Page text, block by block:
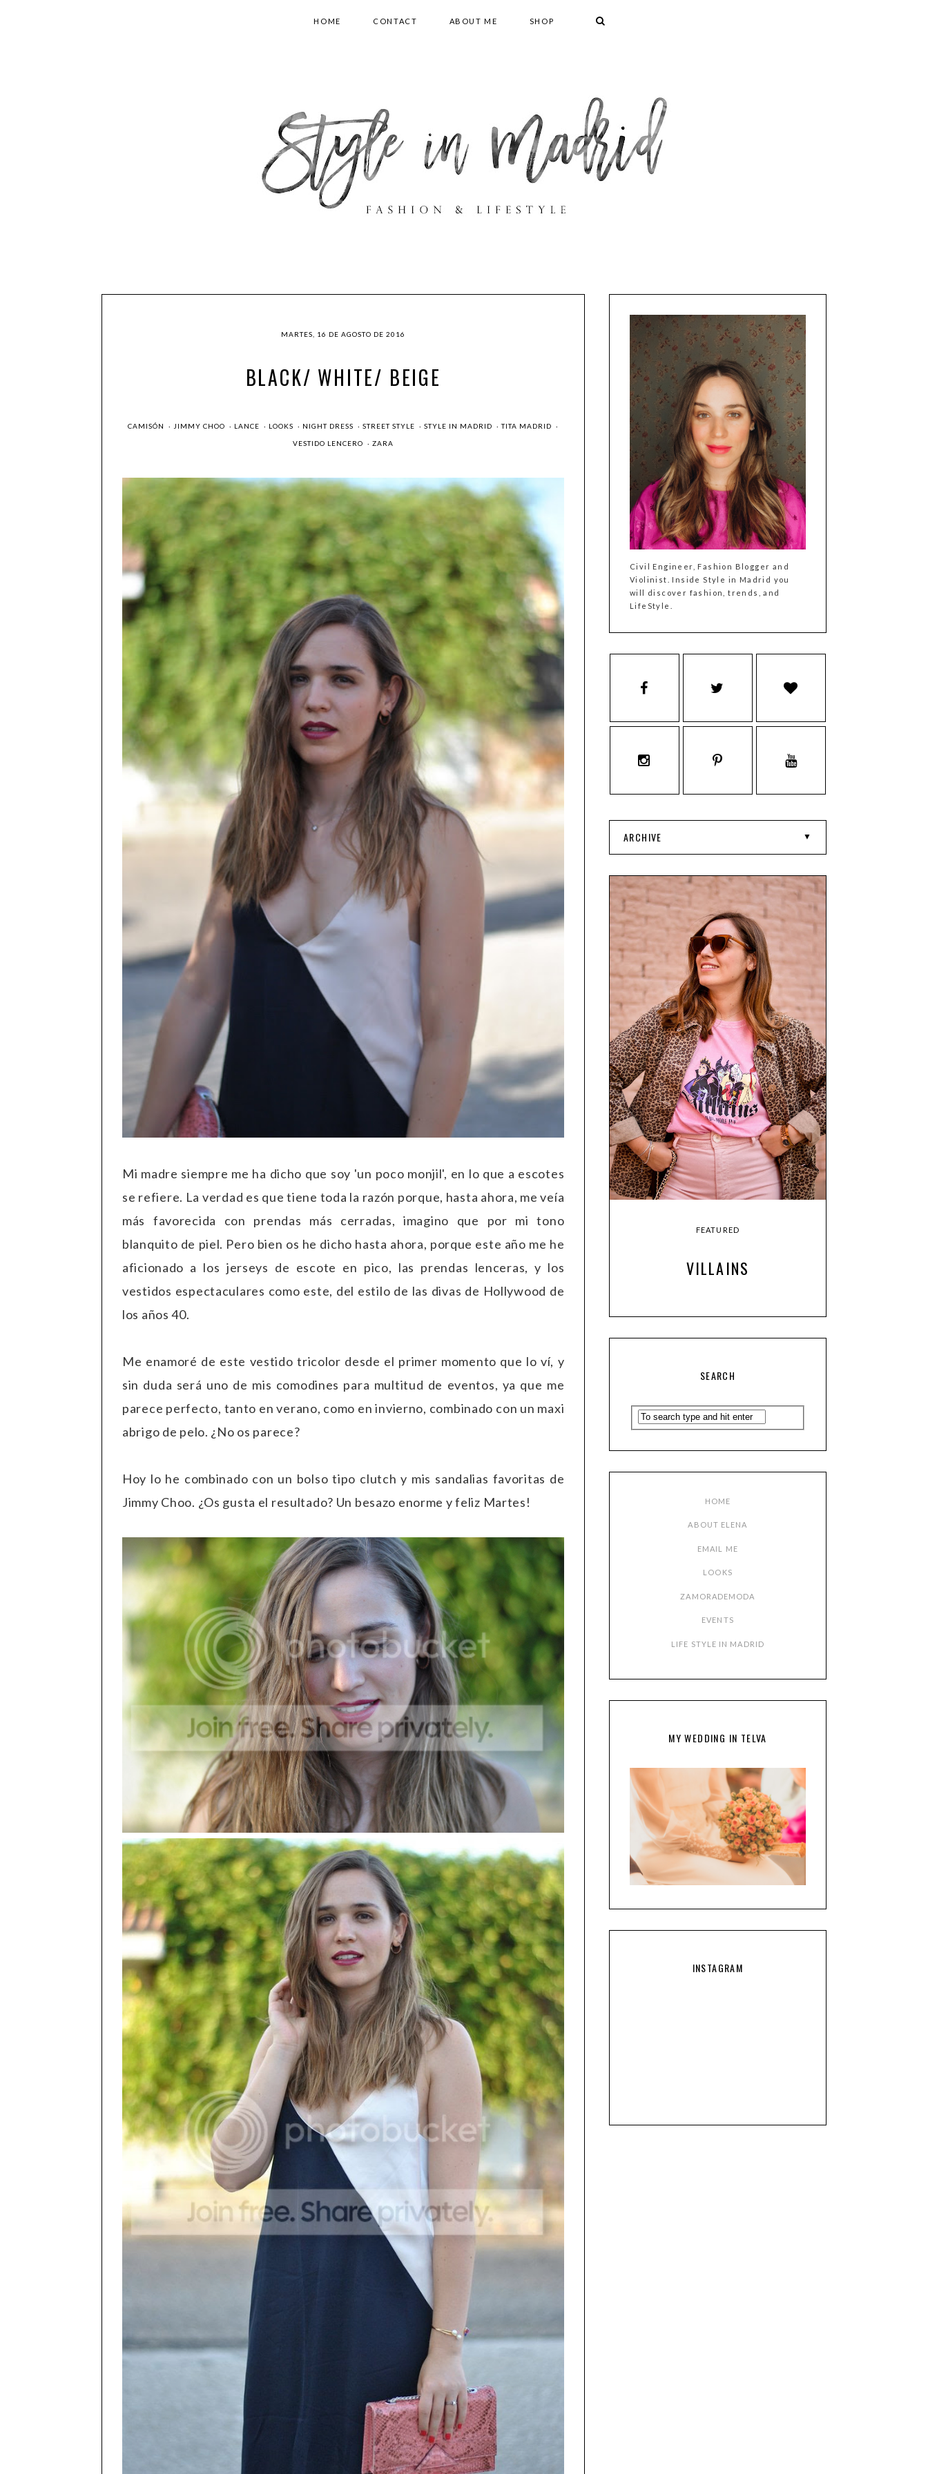
HOME CONTACT ABOUT ME SHOP
MARTES, 16 DE AGOSTO DE 2016
BLACK/ WHITE/ BEIGE
CAMISÓN · JIMMY CHOO · LANCE · LOOKS · NIGHT DRESS ·STREET STYLE ·STYLE IN MADRID ·TITA MADRID ·
VESTIDO LENCERO ·ZARA
Mi madre siempre me ha dicho que soy 'un poco monjil', en lo que a escotes
se refiere. La verdad es que tiene toda la razón porque, hasta ahora, me veía
más favorecida con prendas más cerradas, imagino que por mi tono
blanquito de piel. Pero bien os he dicho hasta ahora, porque este año me he
aficionado a los jerseys de escote en pico, las prendas lenceras, y los
vestidos espectaculares como este, del estilo de las divas de Hollywood de
los años 40.
Me enamoré de este vestido tricolor desde el primer momento que lo ví, y
sin duda será uno de mis comodines para multitud de eventos, ya que me
parece perfecto, tanto en verano, como en invierno, combinado con un maxi
abrigo de pelo. ¿No os parece?
Hoy lo he combinado con un bolso tipo clutch y mis sandalias favoritas de
Jimmy Choo. ¿Os gusta el resultado? Un besazo enorme y feliz Martes!
Civil Engineer, Fashion Blogger and
Violinist. Inside Style in Madrid you
will discover fashion, trends, and
LifeStyle.
ARCHIVE
FEATURED
VILLAINS
SEARCH
HOME
ABOUT ELENA
EMAIL ME
LOOKS
ZAMORADEMODA
EVENTS
LIFE STYLE IN MADRID
MY WEDDING IN TELVA
INSTAGRAM